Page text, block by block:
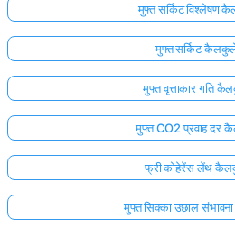
मुफ्त सर्किट विश्लेषण
मुफ्त सर्किट
मुफ्त वृत्ताकार गति
मुफ्त CO2 प्रवाह दर
फ्री कोहेरेंस लेंथ
मुफ्त सिक्का उछाल